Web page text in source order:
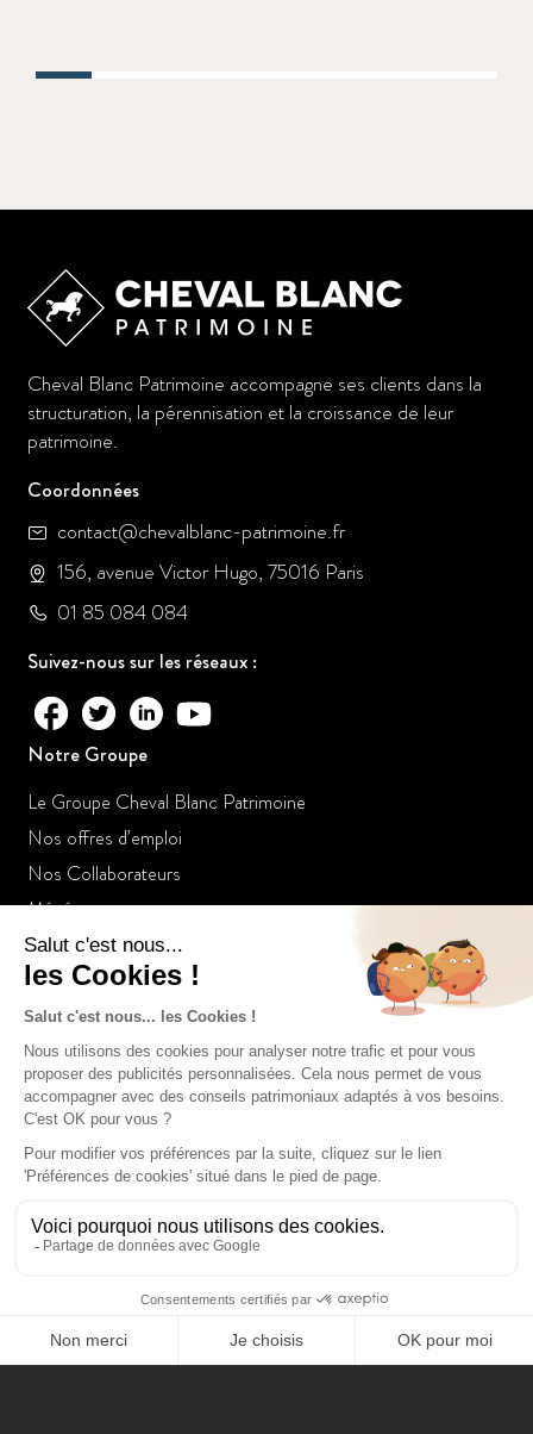
CONTACTEZ-NOUS
Cheval Blanc Patrimoine accompagne ses clients dans la
structuration, la pérennisation et la croissance de leur
patrimoine.
Coordonnées
contact@chevalblanc-patrimoine.fr
156, avenue Victor Hugo, 75016 Paris
01 85 084 084
Suivez-nous sur les réseaux :
Notre Groupe
Le Groupe Cheval Blanc Patrimoine
Nos offres d’emploi
Nos Collaborateurs
Mécénat
Nos Certifications
Cheval Blanc Patrimoine SAS au capital de 100 000€
RCS de Paris 803935840
ORIAS n° 14005259
Membre de l'ANACOFI n° EE008458
Nos dernières actualités
Dette privée 2025 sur Decideurs Magazine
Marché Immobilier & Hôtellerie : Analyse et Opportunités de